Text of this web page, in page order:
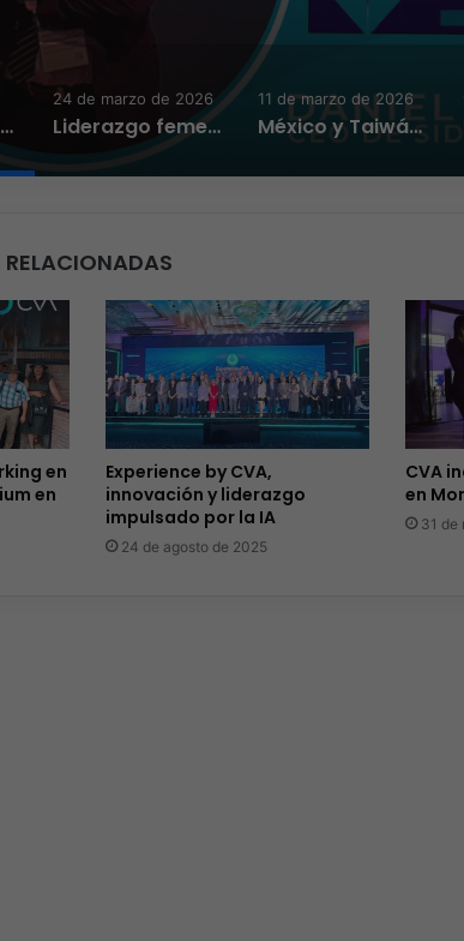
SIDTechnology robustece a las empresas y usuarios con soluciones 360
24 de marzo de 2026
Liderazgo femenino que transforma el sector TI
11 de marzo de 2026
México y Taiwán, una alianza económica en expansión en la era del Nearshoring
en
en
Experience by CVA,
innovación y liderazgo
impulsado por la IA
24 de agosto de 2025
CVA
en
31 de